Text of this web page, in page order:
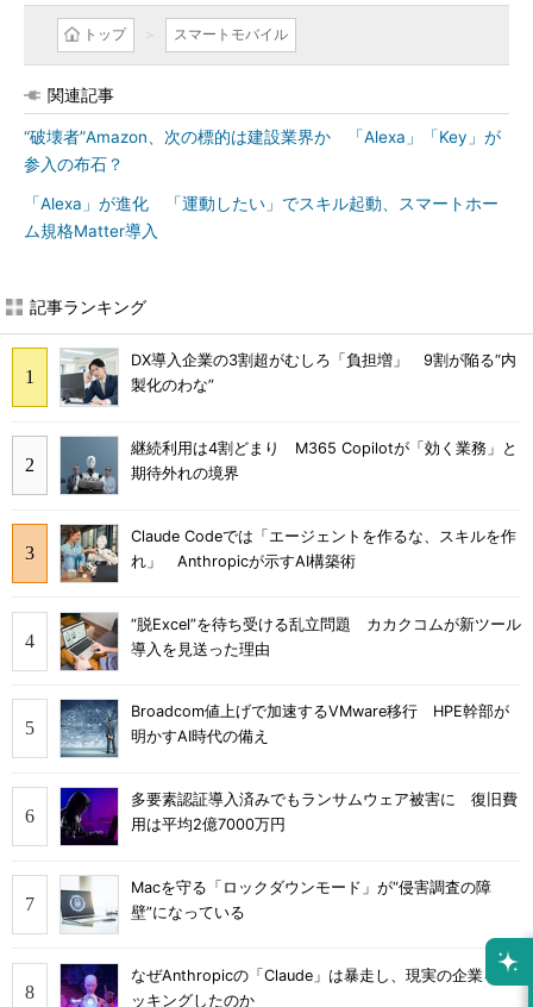
トップ スマートモバイル
関連記事
“破壊者”Amazon、次の標的は建設業界か 「Alexa」「Key」が
参入の布石？
「Alexa」が進化 「運動したい」でスキル起動、スマートホー
ム規格Matter導入
記事ランキング
DX導入企業の3割超がむしろ「負担増」 9割が陥る“内
製化のわな”
継続利用は4割どまり M365 Copilotが「効く業務」と
期待外れの境界
Claude Codeでは「エージェントを作るな、スキルを作
れ」 Anthropicが示すAI構築術
“脱Excel”を待ち受ける乱立問題 カカクコムが新ツール
導入を見送った理由
Broadcom値上げで加速するVMware移行 HPE幹部が
明かすAI時代の備え
多要素認証導入済みでもランサムウェア被害に 復旧費
用は平均2億7000万円
Macを守る「ロックダウンモード」が“侵害調査の障
壁”になっている
なぜAnthropicの「Claude」は暴走し、現実の企業をハ
ッキングしたのか